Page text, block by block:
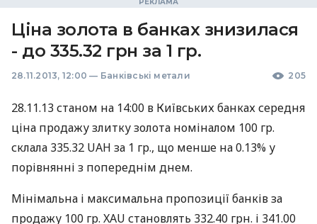
Ціна золота в банках знизилася
- до 335.32 грн за 1 гр.
28.11.2013, 12:00 — Банківські метали 205
28.11.13 станом на 14:00 в Київських банках середня
ціна продажу злитку золота номіналом 100 гр.
склала 335.32 UAH за 1 гр., що менше на 0.13% у
порівнянні з попереднім днем.
Мінімальна і максимальна пропозиції банків за
продажу 100 гр. XAU становлять 332.40 грн. і 341.00